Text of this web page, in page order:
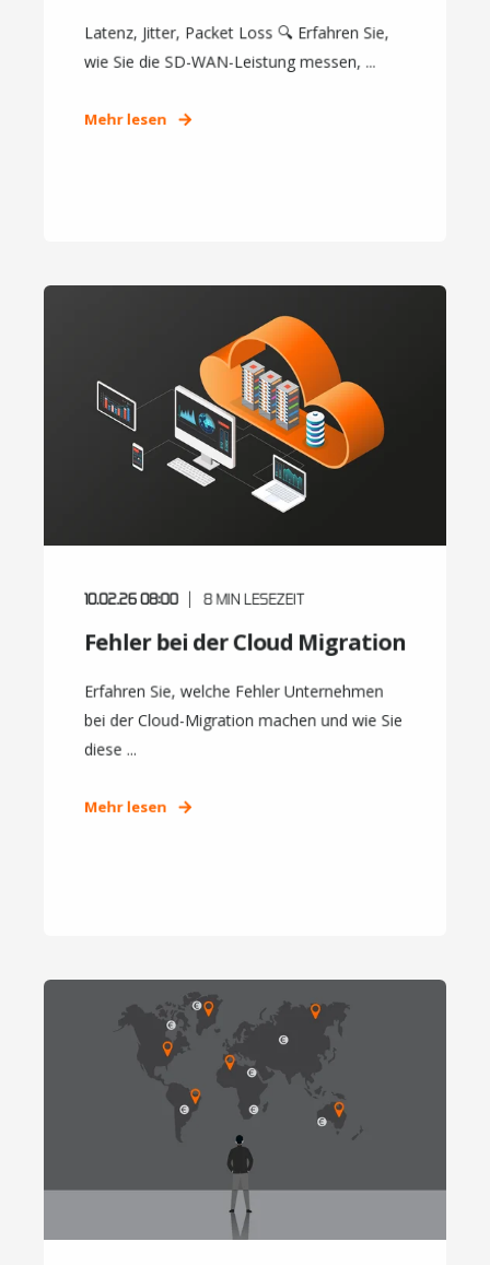
Latenz, Jitter, Packet Loss 🔍 Erfahren Sie,
wie Sie die SD-WAN-Leistung messen, ...
Mehr lesen
10.02.26 08:00 8MIN LESEZEIT
Fehler bei der Cloud Migration
Erfahren Sie, welche Fehler Unternehmen
bei der Cloud-Migration machen und wie Sie
diese ...
Mehr lesen